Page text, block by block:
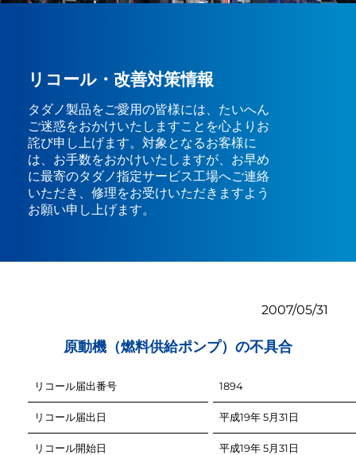
リコール・改善対策情報
タダノ製品をご愛用の皆様には、たいへん
ご迷惑をおかけいたしますことを心よりお
詫び申し上げます。対象となるお客様に
は、お手数をおかけいたしますが、お早め
に最寄のタダノ指定サービス工場へご連絡
いただき、修理をお受けいただきますよう
お願い申し上げます。
2007/05/31
原動機（燃料供給ポンプ）の不具合
リコール届出番号
リコール届出日
リコール開始日